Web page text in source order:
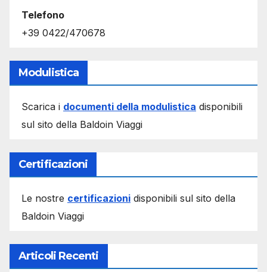
Telefono
+39 0422/470678
Modulistica
Scarica i documenti della modulistica disponibili
sul sito della Baldoin Viaggi
Certificazioni
Le nostre certificazioni disponibili sul sito della
Baldoin Viaggi
Articoli Recenti